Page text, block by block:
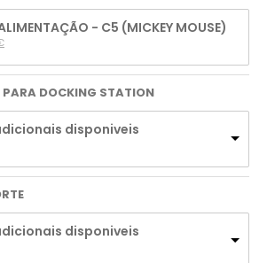
- C5 (MICKEY MOUSE)
DOCKING STATION
disponiveis
disponiveis